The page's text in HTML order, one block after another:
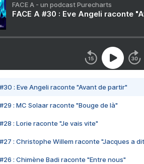
FACE A - un podcast Purecharts
FACE A #30 : Eve Angeli raconte
#30 : Eve Angeli raconte "Avant de partir"
#29 : MC Solaar raconte "Bouge de là"
#28 : Lorie raconte "Je vais vite"
#27 : Christophe Willem raconte "Jacques a
#26 : Chimène Badi raconte "Entre nous"